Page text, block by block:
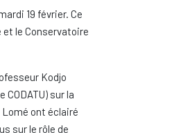
19 février. Ce
et le Conservatoire
Kodjo
sur la
Lomé ont éclairé
sur le rôle de